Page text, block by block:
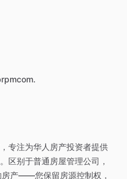
专注为华人房产投资者提供
区别于普通房屋管理公司，
房产——您保留房源控制权，